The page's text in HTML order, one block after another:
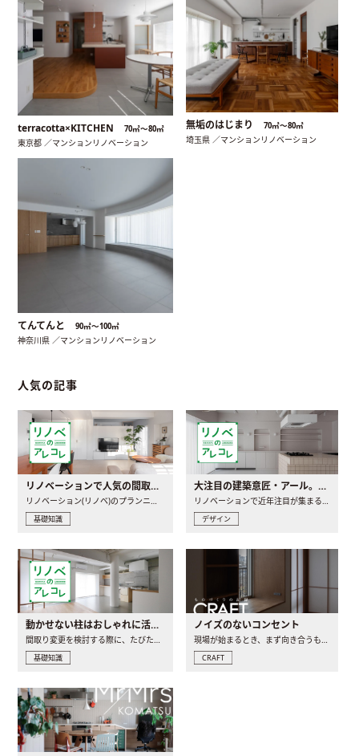
terracotta×KITCHEN 70㎡〜80㎡
東京都 ／マンションリノベーション
無垢のはじまり 70㎡〜80㎡
埼玉県 ／マンションリノベーション
てんてんと 90㎡〜100㎡
神奈川県 ／マンションリノベーション
人気の記事
リノベーションで人気の間取りとは？トレンドの間取りと実例を徹底解説
リノベーション(リノベ)のプランニングで一番最初に決めるのは..
基礎知識
大注目の建築意匠・アール。人気の理由と空間に取り入れるポイント
リノベーションで近年注目が集まる建築意匠の一つであるアール..
デザイン
動かせない柱はおしゃれに活用！柱を魅せるリノベーション(リノベ)4選
間取り変更を検討する際に、たびたび皆さんの頭を悩ませる動か..
基礎知識
ノイズのないコンセント
現場が始まるとき、まず向き合うものの一つがコンセントです..
CRAFT